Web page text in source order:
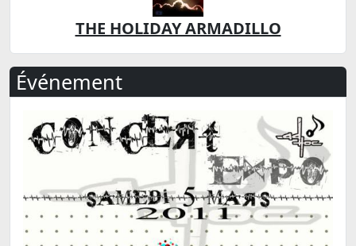
THE HOLIDAY ARMADILLO
Événement